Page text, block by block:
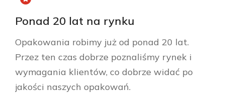
Ponad 20 lat na rynku
Opakowania robimy już od ponad 20 lat.
Przez ten czas dobrze poznaliśmy rynek i
wymagania klientów, co dobrze widać po
jakości naszych opakowań.